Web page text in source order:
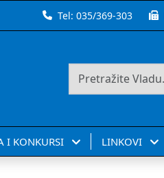
Tel:035/369-303
I KONKURSI LINKOVI